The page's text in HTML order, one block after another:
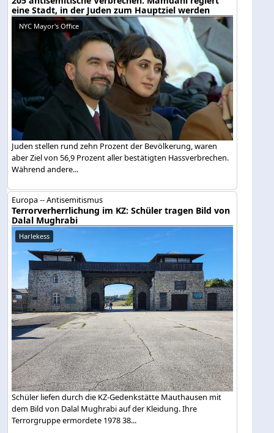
eine Stadt, in der Juden zum Hauptziel werden
NYC Mayor's Office
Juden stellen rund zehn Prozent der Bevölkerung, waren
aber Ziel von 56,9 Prozent aller bestätigten Hassverbrechen.
Während andere...
Europa -- Antisemitismus
Terrorverherrlichung im KZ: Schüler tragen Bild von
Dalal Mughrabi
Harlekess
Schüler liefen durch die KZ-Gedenkstätte Mauthausen mit
dem Bild von Dalal Mughrabi auf der Kleidung. Ihre
Terrorgruppe ermordete 1978 38...